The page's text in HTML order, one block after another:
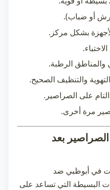
رش أو ضباب).
بشكل مركز.
الرطبة.
والتنظيف الصحيح.
على الصراصير.
مرة أخرى.
بعد
في أبوظبي ضد
البسيطة التي تساعد على